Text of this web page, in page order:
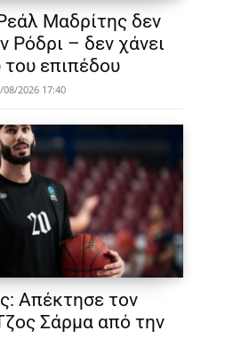
Μαδρίτης δεν
Ρόδρι – δεν χάνει
επιπέδου
08/2026 17:40
Απέκτησε τον
Σάρμα από την